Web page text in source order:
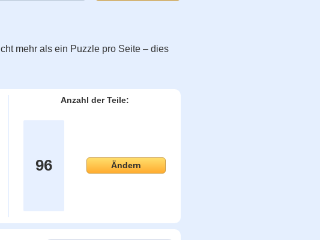
mehr als ein Puzzle pro Seite – dies
Anzahl der Teile:
96 Ändern